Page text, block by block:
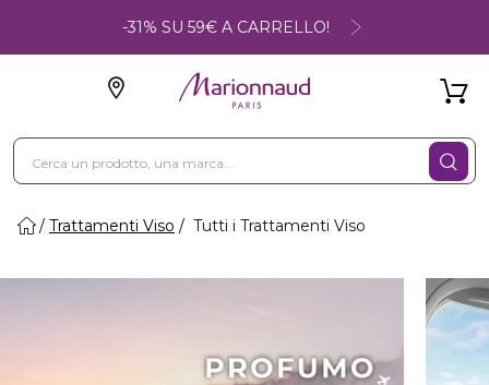
-31% SU 59€ A CARRELLO!
Trattamenti Viso Tutti i Trattamenti Viso